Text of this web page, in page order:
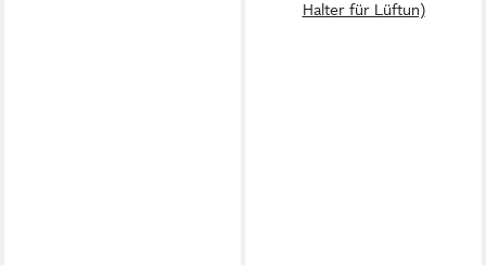
Halter für Lüftun)